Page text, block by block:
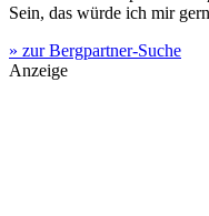
Sein, das würde ich mir
» zur Bergpartner-Suche
Anzeige